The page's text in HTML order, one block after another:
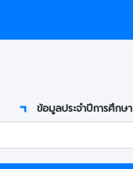
ข้อมูลประจำปีการศึกษา